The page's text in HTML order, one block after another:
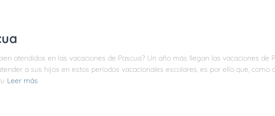
atendidos en las vacaciones de Pascua? Un año más llegan las vacaciones de
a sus hijos en estos períodos vacacionales escolares, es por ello que, como
Leer más